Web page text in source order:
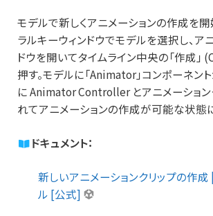
モデルで新しくアニメーションの作成を開
ラルキーウィンドウでモデルを選択し、ア
ドウを開いてタイムライン中央の「作成」
押す。モデルに「Animator」コンポーネン
に Animator Controller とアニメーション
れてアニメーションの作成が可能な状態
ドキュメント：
新しいアニメーションクリップの作
ル [公式]